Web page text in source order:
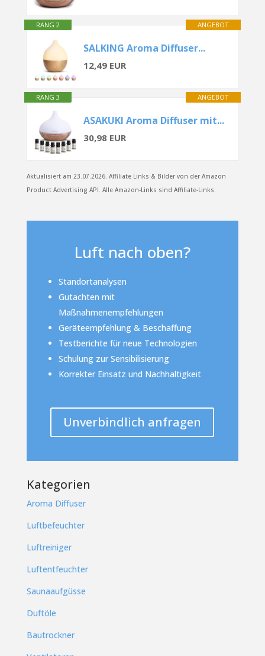
ANGEBOT
RANG 2
SALKING Aroma Diffuser...
12,49 EUR
ANGEBOT
RANG 3
ASAKUKI Aroma Diffuser mit...
30,98 EUR
Aktualisiert am 23.07.2026. Affiliate Links & Bilder von der Amazon
Product Advertising API. Alle Amazon-Links sind Affiliate-Links.
Luft nach oben?
Standortanalysen
Gutachten mit
Maßnahmenempfehlungen
Geräteempfehlung & Beschaffung
Testberichte für neue Technologien
Schulung zur Sensibilisierung
Korrekter Einsatz und Nachhaltigkeit
Unverbindlich anfragen
Kategorien
Aroma Diffuser
Luftbefeuchter
Luftreiniger
Luftentfeuchter
Saunaaufgüsse
Duftöle
Bautrockner